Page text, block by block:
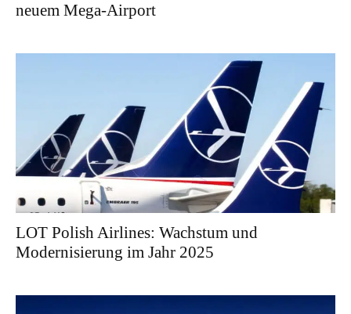
neuem Mega-Airport
LOT Polish Airlines: Wachstum und
Modernisierung im Jahr 2025